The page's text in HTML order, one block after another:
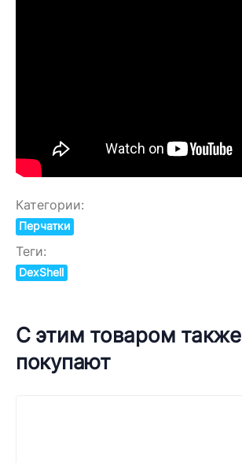
Категории:
Перчатки
Теги:
DexShell
С этим товаром также
покупают